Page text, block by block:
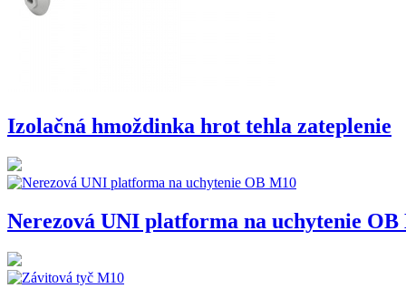
Izolačná hmoždinka hrot tehla zateplenie
Nerezová UNI platforma na uchytenie OB